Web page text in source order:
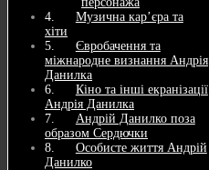
Музична кар’єра та
хіти
Євробачення та
міжнародне визнання Андрія
Данилка
Кіно та інші екранізації
Андрія Данилка
Андрій Данилко поза
образом Сердючки
Особисте життя Андрій
Данилко